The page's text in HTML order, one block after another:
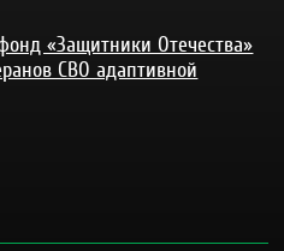
«Защитники Отечества»
СВО адаптивной